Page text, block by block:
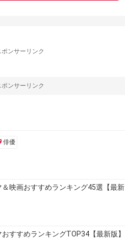
ンサーリンク
ンサーリンク
俳優
映画おすすめランキング45選【最新
すすめランキングTOP34【最新版】